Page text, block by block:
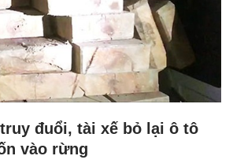
đuổi, tài xế bỏ lại ô tô
vào rừng